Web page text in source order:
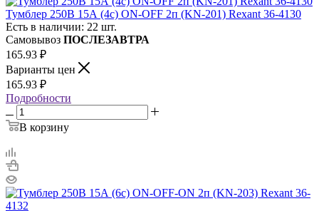
Тумблер 250В 15А (4c) ON-OFF 2п (KN-201) Rexant 36-4130
Есть в наличии: 22 шт.
Самовывоз ПОСЛЕЗАВТРА
165.93 ₽
Варианты цен
165.93 ₽
Подробности
В корзину